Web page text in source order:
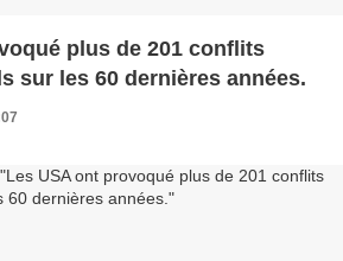
plus de 201 conflits
sur les 60 dernières années.